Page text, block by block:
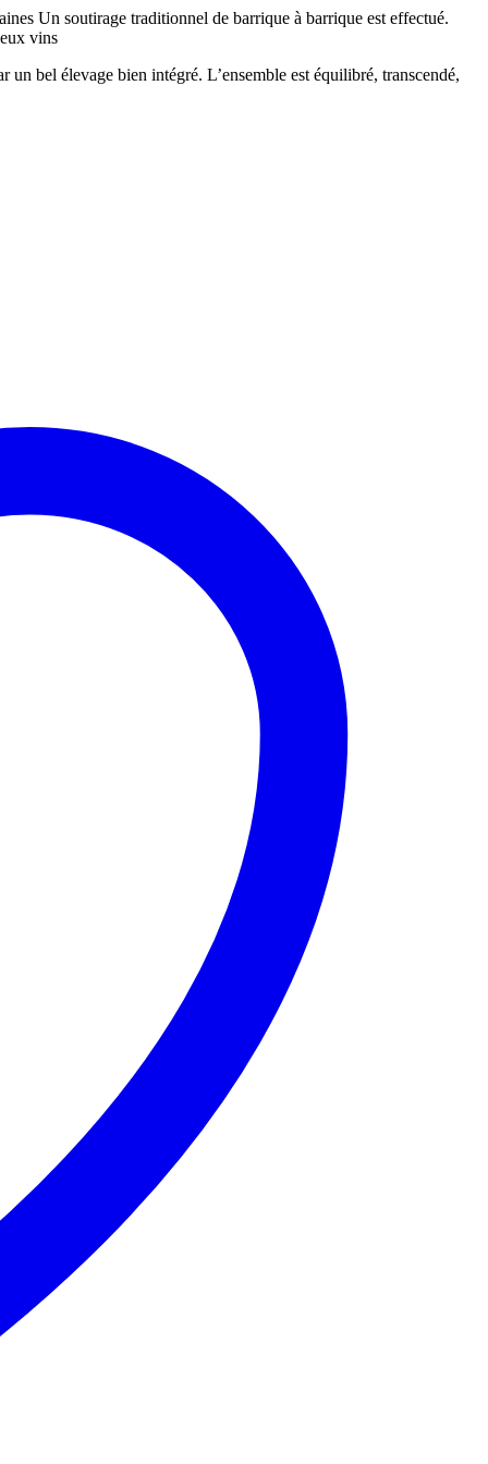
Un soutirage traditionnel de barrique à barrique est effectué.
vins
bel élevage bien intégré. L’ensemble est équilibré, transcendé,